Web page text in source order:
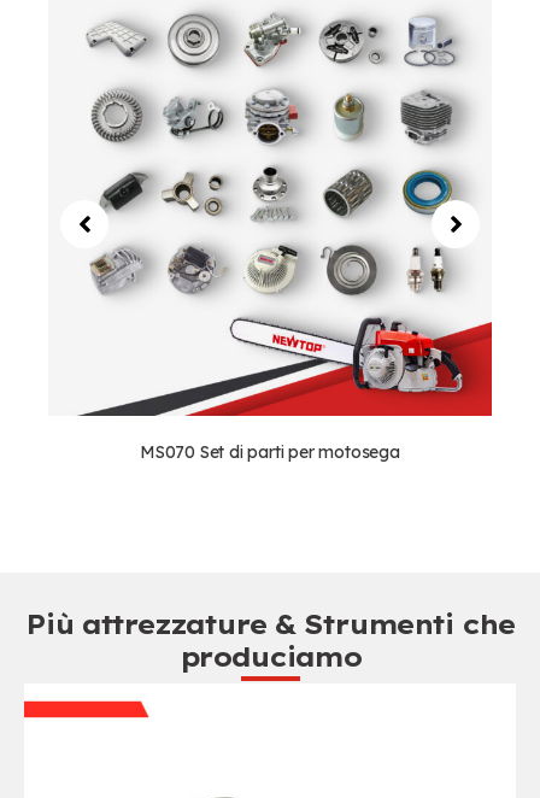
MS070 Set di parti per motosega
Più attrezzature & Strumenti che
produciamo